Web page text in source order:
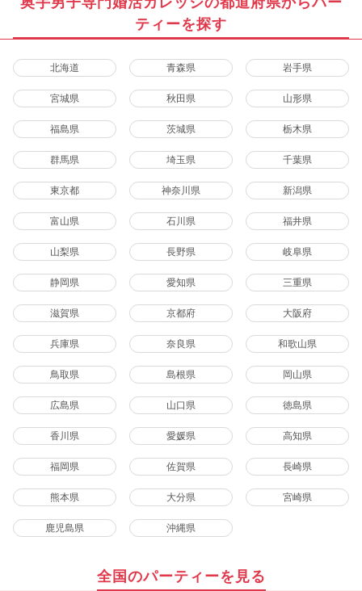
ティーを探す
北海道 青森県 岩手県
宮城県 秋田県 山形県
福島県 茨城県 栃木県
群馬県 埼玉県 千葉県
東京都 神奈川県 新潟県
富山県 石川県 福井県
山梨県 長野県 岐阜県
静岡県 愛知県 三重県
滋賀県 京都府 大阪府
兵庫県 奈良県 和歌山県
鳥取県 島根県 岡山県
広島県 山口県 徳島県
香川県 愛媛県 高知県
福岡県 佐賀県 長崎県
熊本県 大分県 宮崎県
鹿児島県 沖縄県
全国のパーティーを見る